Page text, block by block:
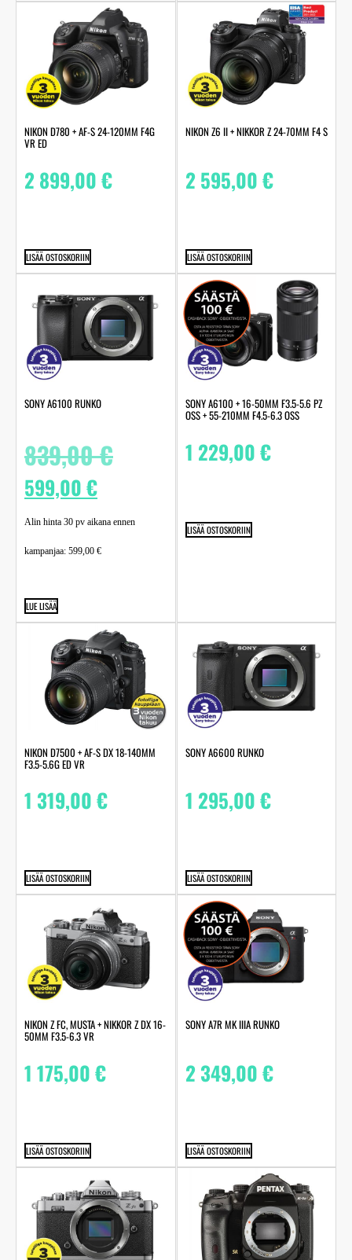
NIKON D780 + AF-S 24-120MM F4G
VR ED
2 899,00€
LISÄÄ OSTOSKORIIN
NIKON Z6 II + NIKKOR Z 24-70MM F4 S
2 595,00€
LISÄÄ OSTOSKORIIN
SONY A6100 RUNKO
839,00€
599,00€
Alin hinta 30 pv aikana ennen
kampanjaa: 599,00 €
LUE LISÄÄ
SONY A6100 + 16-50MM F3.5-5.6 PZ
OSS + 55-210MM F4.5-6.3 OSS
1 229,00€
LISÄÄ OSTOSKORIIN
NIKON D7500 + AF-S DX 18-140MM
F3.5-5.6G ED VR
1 319,00€
LISÄÄ OSTOSKORIIN
SONY A6600 RUNKO
1 295,00€
LISÄÄ OSTOSKORIIN
NIKON Z FC, MUSTA + NIKKOR Z DX 16-
50MM F3.5-6.3 VR
1 175,00€
LISÄÄ OSTOSKORIIN
SONY A7R MK IIIA RUNKO
2 349,00€
LISÄÄ OSTOSKORIIN